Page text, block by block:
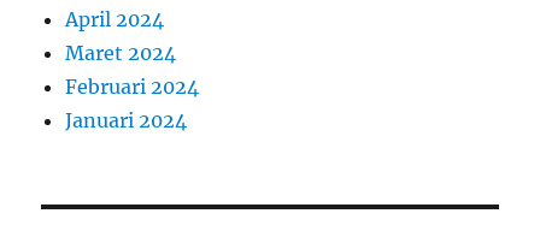
April 2024
Maret 2024
Februari 2024
Januari 2024